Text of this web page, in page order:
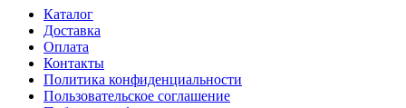
Каталог
Доставка
Оплата
Контакты
Политика конфиденциальности
Пользовательское соглашение